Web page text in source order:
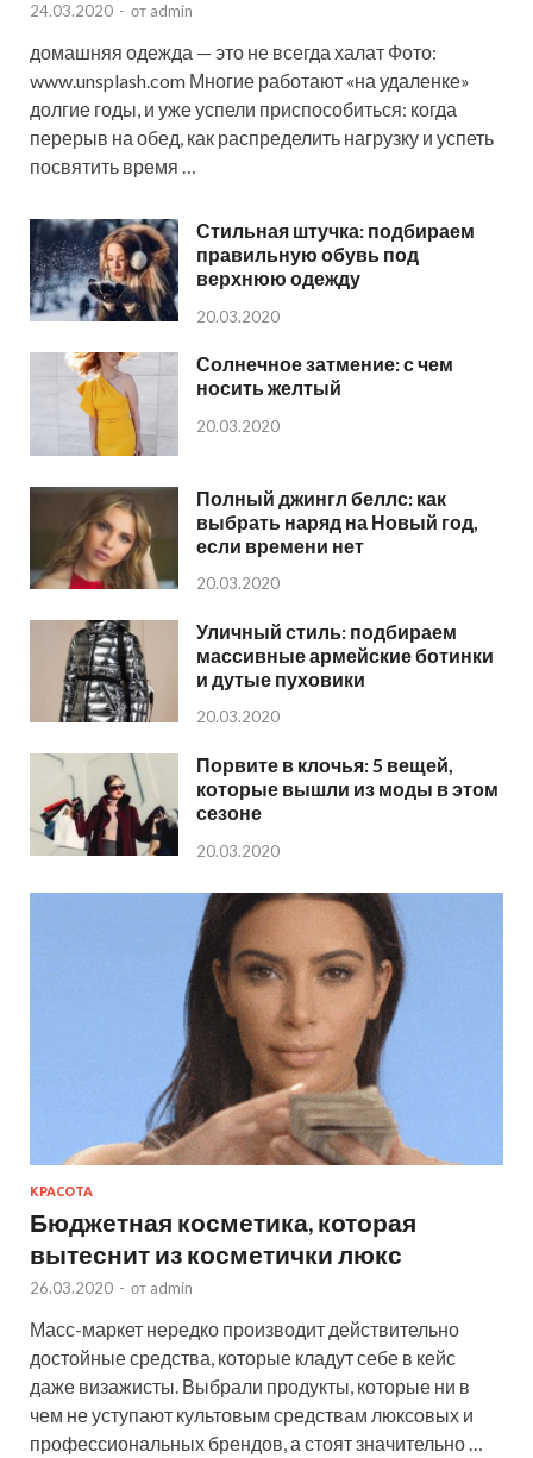
24.03.2020 - от admin
домашняя одежда — это не всегда халат Фото:
www.unsplash.com Многие работают «на удаленке»
долгие годы, и уже успели приспособиться: когда
перерыв на обед, как распределить нагрузку и успеть
посвятить время …
Стильная штучка: подбираем
правильную обувь под
верхнюю одежду
20.03.2020
Солнечное затмение: с чем
носить желтый
20.03.2020
Полный джингл беллс: как
выбрать наряд на Новый год,
если времени нет
20.03.2020
Уличный стиль: подбираем
массивные армейские ботинки
и дутые пуховики
20.03.2020
Порвите в клочья: 5 вещей,
которые вышли из моды в этом
сезоне
20.03.2020
КРАСОТА
Бюджетная косметика, которая
вытеснит из косметички люкс
26.03.2020 - от admin
Масс-маркет нередко производит действительно
достойные средства, которые кладут себе в кейс
даже визажисты. Выбрали продукты, которые ни в
чем не уступают культовым средствам люксовых и
профессиональных брендов, а стоят значительно …